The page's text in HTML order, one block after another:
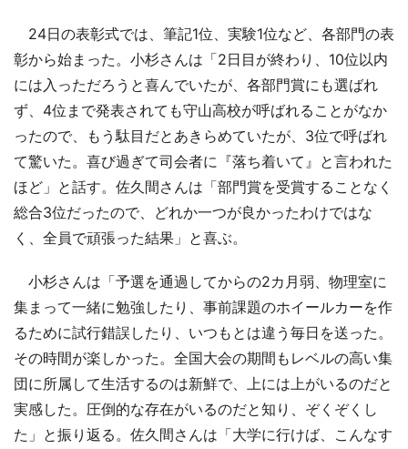
24日の表彰式では、筆記1位、実験1位など、各部門の表
彰から始まった。小杉さんは「2日目が終わり、10位以内
には入っただろうと喜んでいたが、各部門賞にも選ばれ
ず、4位まで発表されても守山高校が呼ばれることがなか
ったので、もう駄目だとあきらめていたが、3位で呼ばれ
て驚いた。喜び過ぎて司会者に『落ち着いて』と言われた
ほど」と話す。佐久間さんは「部門賞を受賞することなく
総合3位だったので、どれか一つが良かったわけではな
く、全員で頑張った結果」と喜ぶ。
小杉さんは「予選を通過してからの2カ月弱、物理室に
集まって一緒に勉強したり、事前課題のホイールカーを作
るために試行錯誤したり、いつもとは違う毎日を送った。
その時間が楽しかった。全国大会の期間もレベルの高い集
団に所属して生活するのは新鮮で、上には上がいるのだと
実感した。圧倒的な存在がいるのだと知り、ぞくぞくし
た」と振り返る。佐久間さんは「大学に行けば、こんなす